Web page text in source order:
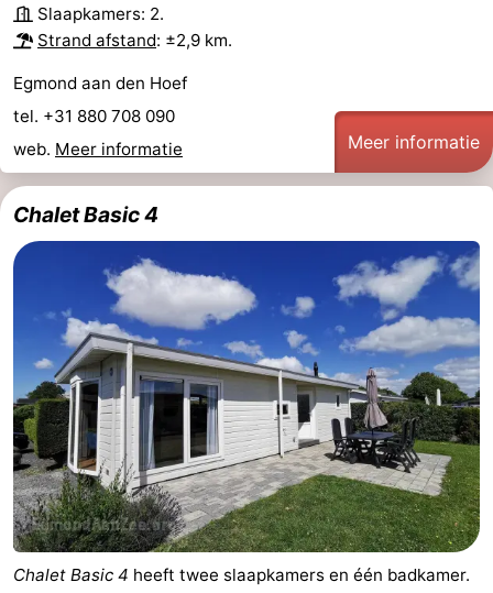
Slaapkamers: 2.
Strand afstand: ±2,9 km.
Egmond aan den Hoef
tel. +31 880 708 090
web. Meer informatie Meer informatie
Chalet Basic 4
Chalet Basic 4 heeft twee slaapkamers en één badkamer.